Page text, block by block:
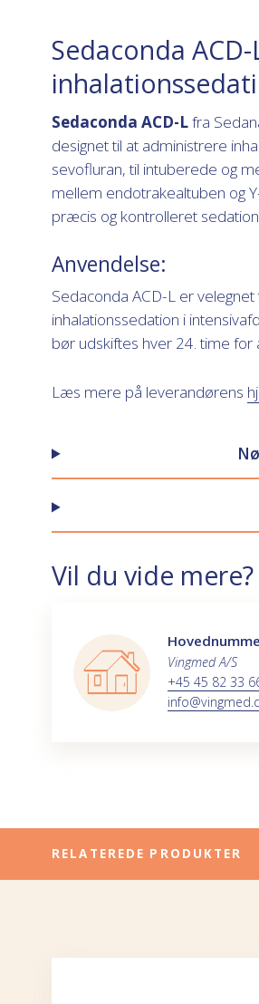
Sedaconda
Sedaconda ACD-Lfra
designet til at administrere
sevofluran, til intuberede og
mellem endotrakealtuben og
præcis og kontrolleret
Anvendelse:
Sedaconda ACD-L er
inhalationssedation i
bør udskiftes hver 24. time for
Læs mere på leverandørens
Vil du vide mere?
Vingmed A/S
+45 45 82 33
RELATEREDE PRODUKTER